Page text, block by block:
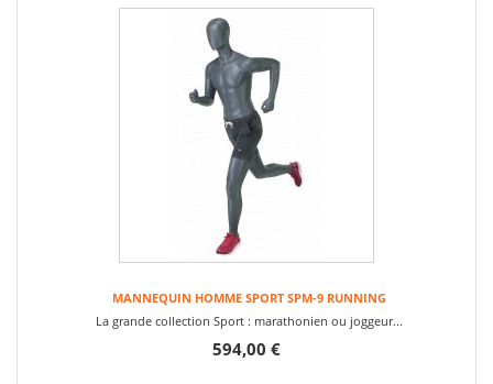
MANNEQUIN HOMME SPORT SPM-9 RUNNING
La grande collection Sport : marathonien ou joggeur...
594,00 €